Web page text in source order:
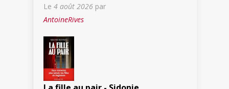
Le 4 août 2026 par
AntoineRives